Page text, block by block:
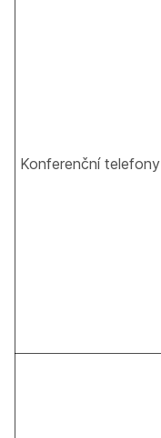
Konferenční telefony